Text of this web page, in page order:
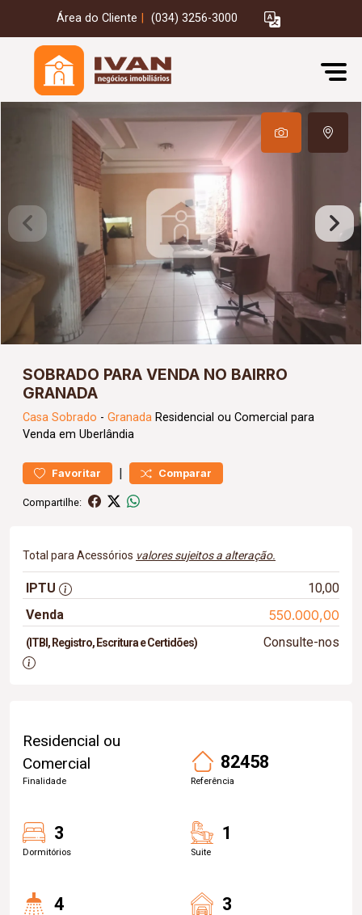
Área do Cliente (034) 3256-3000
SOBRADO PARA VENDA NO BAIRRO
GRANADA
Casa Sobrado - Granada Residencial ou Comercial para
Venda em Uberlândia
Favoritar | Comparar
Compartilhe:
Total para Acessórios valores sujeitos a alteração.
IPTU
10,00
Venda
550.000,00
(ITBI, Registro, Escritura e Certidões) Consulte-nos
Residencial ou
Comercial
Finalidade
82458
Referência
3
Dormitórios
1
Suite
4 3